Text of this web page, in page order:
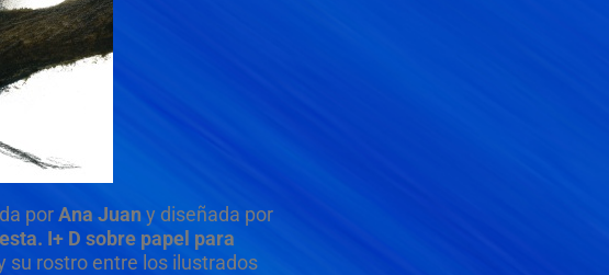
porAna Juan y diseñada por
I+ D sobre papel para
su rostro entre los ilustrados